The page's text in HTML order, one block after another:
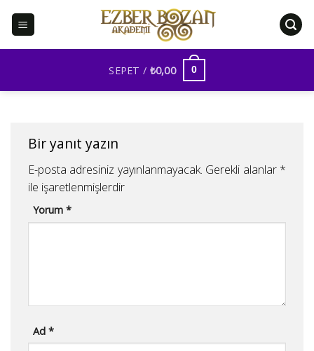
SEPET / ₺0,00 0
Bir yanıt yazın
E-posta adresiniz yayınlanmayacak. Gerekli alanlar *
ile işaretlenmişlerdir
Yorum*
Ad*